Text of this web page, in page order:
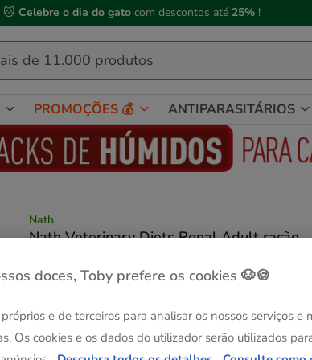
🐱 Celebre o dia do gato com descontos até 25% !
PROMOÇÕES 💰 ANTIPARASITÁRIOS
Nath
Nath Veterinary Diets Renal Adult ração
(4)1 avaliações Ver descrição
Peso: 4 kg
2 kg 4 kg
doces, Toby prefere os cookies 🐶🍪
e de terceiros para analisar os nossos serviços e
Os cookies e os dados do utilizador serão utilizados